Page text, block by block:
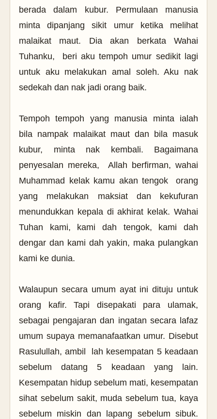
berada dalam kubur. Permulaan manusia
minta dipanjang sikit umur ketika melihat
malaikat maut. Dia akan berkata Wahai
Tuhanku,
beri aku tempoh umur sedikit lagi
untuk aku melakukan amal soleh. Aku nak
sedekah dan nak jadi orang baik.
Tempoh tempoh yang manusia minta ialah
bila nampak malaikat maut dan bila masuk
kubur, minta nak kembali. Bagaimana
penyesalan mereka,
Allah berfirman, wahai
Muhammad kelak kamu akan tengok
orang
yang melakukan maksiat dan kekufuran
menundukkan kepala di akhirat kelak. Wahai
Tuhan kami, kami dah tengok, kami dah
dengar dan kami dah yakin, maka pulangkan
kami ke dunia.
Walaupun secara umum ayat ini dituju untuk
orang kafir. Tapi disepakati para ulamak,
sebagai pengajaran dan ingatan secara lafaz
umum supaya memanafaatkan umur. Disebut
Rasulullah, ambil
lah kesempatan 5 keadaan
sebelum datang 5 keadaan yang lain.
Kesempatan hidup sebelum mati, kesempatan
sihat sebelum sakit, muda sebelum tua, kaya
sebelum miskin dan lapang sebelum sibuk.